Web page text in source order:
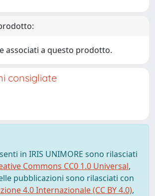
associati a questo prodotto.
consigliate
in IRIS UNIMORE sono rilasciati
Commons CC0 1.0 Universal,
pubblicazioni sono rilasciati con
4.0 Internazionale (CC BY 4.0),